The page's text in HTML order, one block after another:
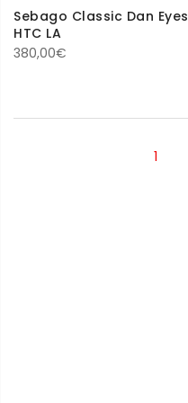
Sebago Classic Dan Eyes
HTC LA
380,00€
1